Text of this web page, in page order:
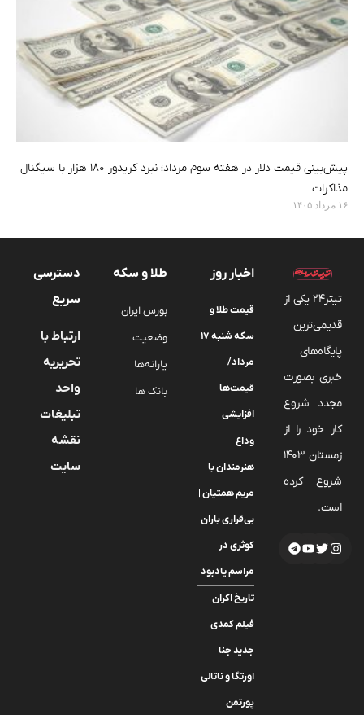
پیش‌بینی قیمت دلار در هفته سوم مرداد؛ نبرد کریدور ۱۸۰ هزار با سیگنال
مذاکرات
۱۶ مرداد ۱۴۰۵
تیتر24 یکی از
قدیمی‌ترین
پایگاه‌های
خبری بصورت
مجدد شروع
کار خود را از
زمستان 1403
شروع کرده
است.
اخبار روز
قیمت طلا و
سکه شنبه ۱۷
مرداد/
قیمت‌ها
افزایشی
وداع
هنرمندان با
مریم همتیان |
بی‌قراری باران
کوثری در
مراسم یادبود
تاریخ اکران
فیلم کمدی
جدید جنا
اورتگا و ناتالی
پورتمن
طلا و سکه
بورس ایران
وضعیت
یارانه‌ها
بانک ها
دسترسی
سریع
ارتباط با
تحریریه
واحد
تبلیغات
نقشه
سایت